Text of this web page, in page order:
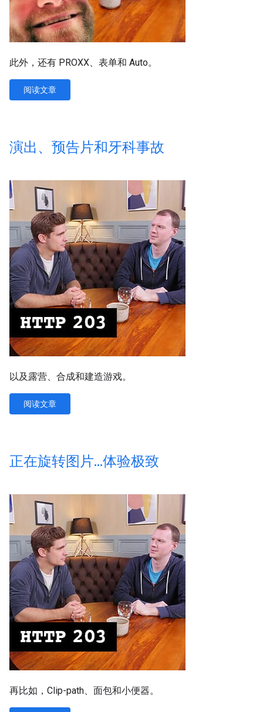
此外，还有 PROXX、表单和 Auto。
阅读文章
演出、预告片和牙科事故
以及露营、合成和建造游戏。
阅读文章
正在旋转图片...体验极致
再比如，Clip-path、面包和小便器。